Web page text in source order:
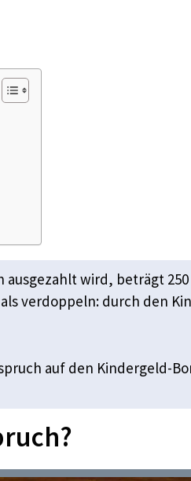
wird, beträgt
verdoppeln: durch den
auf den Kindergeld-